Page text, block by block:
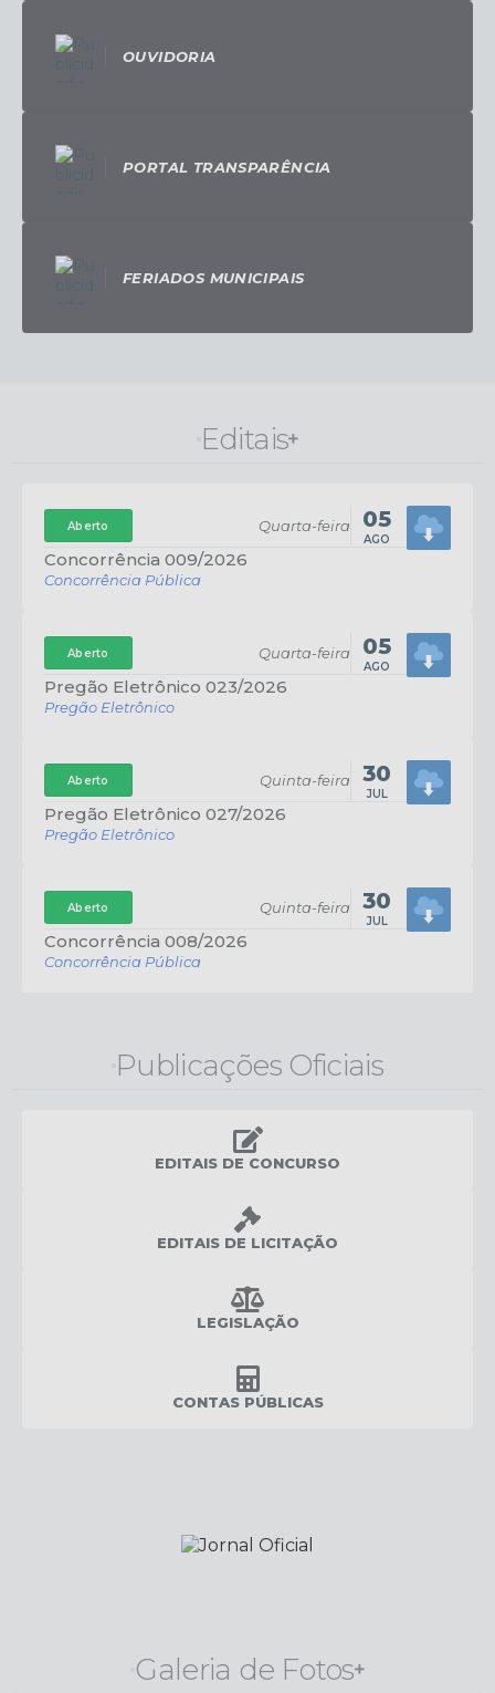
OUVIDORIA
PORTAL TRANSPARÊNCIA
FERIADOS MUNICIPAIS
Editais
Concorrência Pública
Concorrência 009/2026
Aberto Quarta-feira 05
AGO
Pregão Eletrônico
Pregão Eletrônico 023/2026
Aberto Quarta-feira 05
AGO
Pregão Eletrônico
Pregão Eletrônico 027/2026
Aberto Quinta-feira 30
JUL
Concorrência Pública
Concorrência 008/2026
Aberto Quinta-feira 30
JUL
Publicações Oficiais
EDITAIS DE CONCURSO
EDITAIS DE LICITAÇÃO
LEGISLAÇÃO
CONTAS PÚBLICAS
Galeria de Fotos